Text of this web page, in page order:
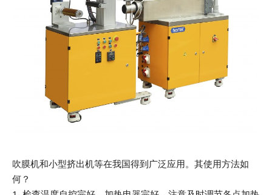
吹膜机和小型挤出机等在我国得到广泛应用。其使用方法如
何？